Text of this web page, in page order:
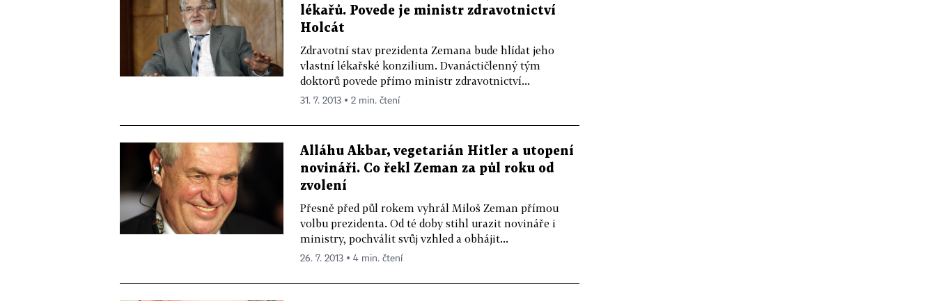
lékařů. Povede je ministr zdravotnictví
Holcát
Zdravotní stav prezidenta Zemana bude hlídat jeho
vlastní lékařské konzilium. Dvanáctičlenný tým
doktorů povede přímo ministr zdravotnictví...
31. 7. 2013 ▪ 2 min. čtení
Alláhu Akbar, vegetarián Hitler a utopení
novináři. Co řekl Zeman za půl roku od
zvolení
Přesně před půl rokem vyhrál Miloš Zeman přímou
volbu prezidenta. Od té doby stihl urazit novináře i
ministry, pochválit svůj vzhled a obhájit...
26. 7. 2013 ▪ 4 min. čtení